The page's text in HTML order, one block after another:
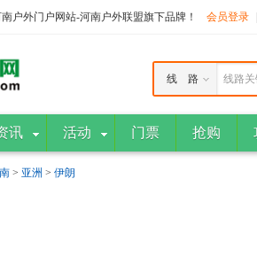
户外门户网站-河南户外联盟旗下品牌！ 会员登录
线路
线 路
讯 活动 门票 抢购
> 亚洲 > 伊朗